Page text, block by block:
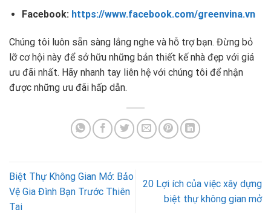
Facebook: https://www.facebook.com/greenvina.vn
Chúng tôi luôn sẵn sàng lắng nghe và hỗ trợ bạn. Đừng bỏ
lỡ cơ hội này để sở hữu những bản thiết kế nhà đẹp với giá
ưu đãi nhất. Hãy nhanh tay liên hệ với chúng tôi để nhận
được những ưu đãi hấp dẫn.
Biệt Thự Không Gian Mở: Bảo
Vệ Gia Đình Bạn Trước Thiên
Tai
20 Lợi ích của việc xây dựng
biệt thự không gian mở